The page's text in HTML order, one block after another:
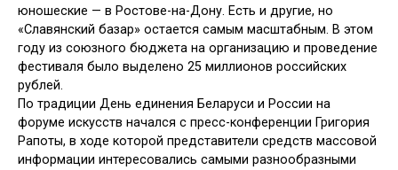
юношеские — в Ростове-на-Дону. Есть и другие, но
«Славянский базар» остается самым масштабным. В этом
году из союзного бюджета на организацию и проведе­ние
фестиваля было выделено 25 мил­лионов российских
рублей.
По традиции День единения Бела­руси и России на
форуме искусств начался с пресс-конференции Григо­рия
Рапоты, в ходе которой предста­вители средств массовой
информа­ции интересовались самыми разно­образными